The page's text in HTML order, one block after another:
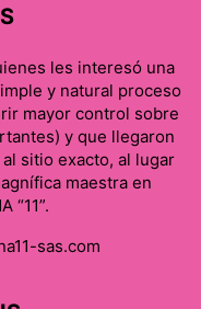
les interesó una
y natural proceso
mayor control sobre
y que llegaron
sitio exacto, al lugar
maestra en
“11”.
sas.com